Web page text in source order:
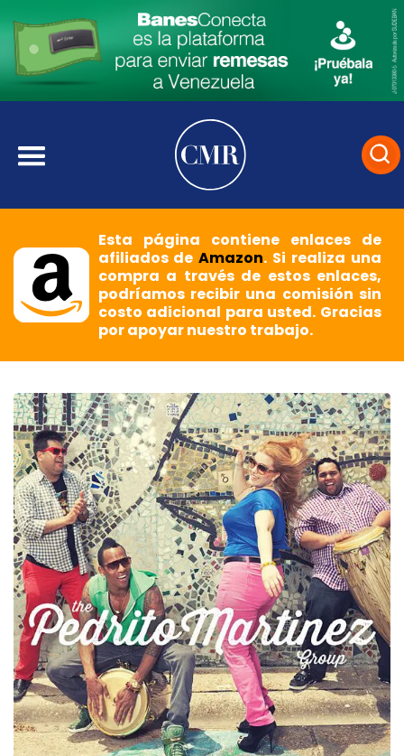
Esta página contiene enlaces de
afiliados deAmazon. Si realiza una
compra a través de estos enlaces,
podríamos recibir una comisión sin
costo adicional para usted. Gracias
por apoyar nuestro trabajo.